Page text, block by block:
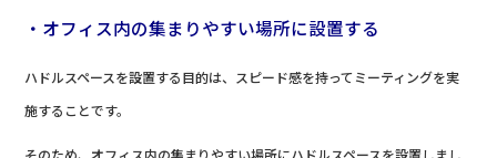
・オフィス内の集まりやすい場所に設置する
ハドルスペースを設置する目的は、スピード感を持ってミーティングを実
施することです。
そのため、オフィス内の集まりやすい場所にハドルスペースを設置しまし